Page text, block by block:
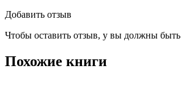
Добавить отзыв
Чтобы оставить отзыв, у вы должны быть
Похожие книги